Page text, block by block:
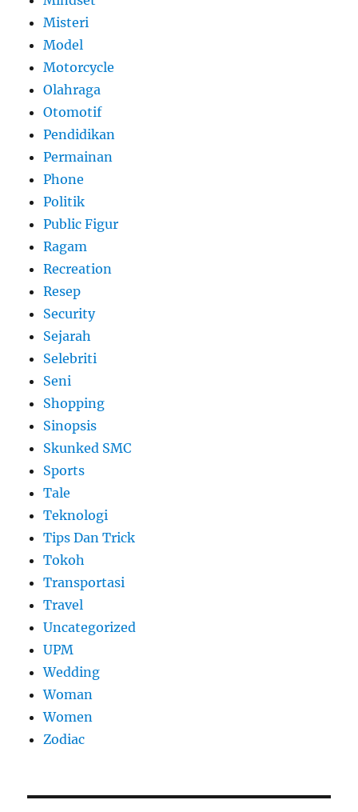
Misteri
Model
Motorcycle
Olahraga
Otomotif
Pendidikan
Permainan
Phone
Politik
Public Figur
Ragam
Recreation
Resep
Security
Sejarah
Selebriti
Seni
Shopping
Sinopsis
Skunked SMC
Sports
Tale
Teknologi
Tips Dan Trick
Tokoh
Transportasi
Travel
Uncategorized
UPM
Wedding
Woman
Women
Zodiac